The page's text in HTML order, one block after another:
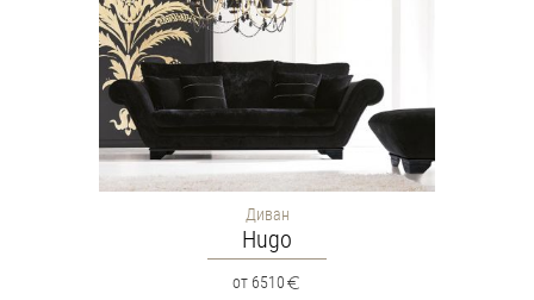
Диван
Hugo
от 6510